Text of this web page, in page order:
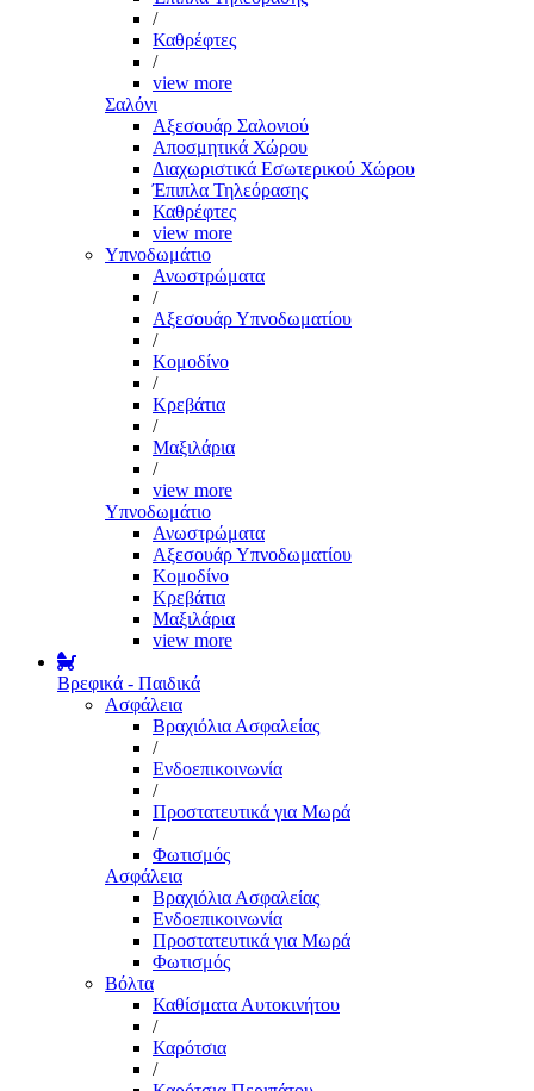
/
Καθρέφτες
/
view more
Σαλόνι
Αξεσουάρ Σαλονιού
Αποσμητικά Χώρου
Διαχωριστικά Εσωτερικού Χώρου
Έπιπλα Τηλεόρασης
Καθρέφτες
view more
Υπνοδωμάτιο
Ανωστρώματα
/
Αξεσουάρ Υπνοδωματίου
/
Κομοδίνο
/
Κρεβάτια
/
Μαξιλάρια
/
view more
Υπνοδωμάτιο
Ανωστρώματα
Αξεσουάρ Υπνοδωματίου
Κομοδίνο
Κρεβάτια
Μαξιλάρια
view more
Βρεφικά - Παιδικά
Ασφάλεια
Βραχιόλια Ασφαλείας
/
Ενδοεπικοινωνία
/
Προστατευτικά για Μωρά
/
Φωτισμός
Ασφάλεια
Βραχιόλια Ασφαλείας
Ενδοεπικοινωνία
Προστατευτικά για Μωρά
Φωτισμός
Βόλτα
Καθίσματα Αυτοκινήτου
/
Καρότσια
/